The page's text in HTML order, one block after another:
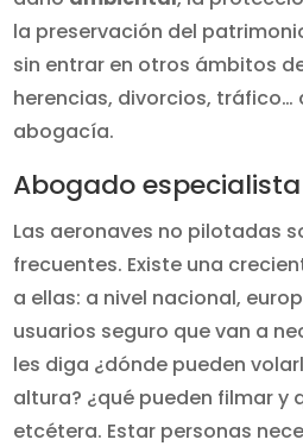
la preservación del
sin entrar en otros ámbitos
herencias, divorcios, tráfico…
abogacía.
Abogado
Las aeronaves no pilotadas
frecuentes. Existe una
a ellas: a nivel nacional,
usuarios seguro que van a
les diga ¿dónde pueden
altura? ¿qué pueden filmar y
etcétera. Estar personas